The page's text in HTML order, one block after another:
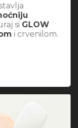
si GLOW
i crvenilom.